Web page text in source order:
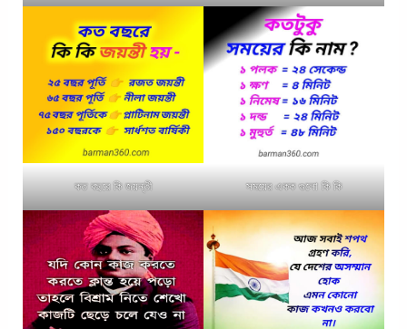
কত বছরে কি জয়ন্তী সময়ের একক গুলো কি কি